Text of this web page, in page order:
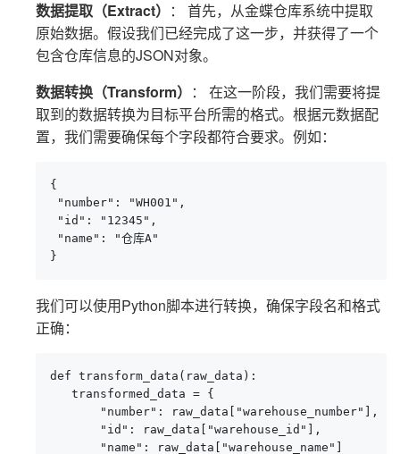
数据提取（Extract） ： 首先，从金蝶仓库系统中提取
原始数据。假设我们已经完成了这一步，并获得了一个
包含仓库信息的JSON对象。
数据转换（Transform） ： 在这一阶段，我们需要将提
取到的数据转换为目标平台所需的格式。根据元数据配
置，我们需要确保每个字段都符合要求。例如：
{
"number": "WH001",
"id": "12345",
"name": "仓库A"
}
我们可以使用Python脚本进行转换，确保字段名和格式
正确：
def transform_data(raw_data):
   transformed_data = {
       "number": raw_data["warehouse_number"],
       "id": raw_data["warehouse_id"],
       "name": raw_data["warehouse_name"]